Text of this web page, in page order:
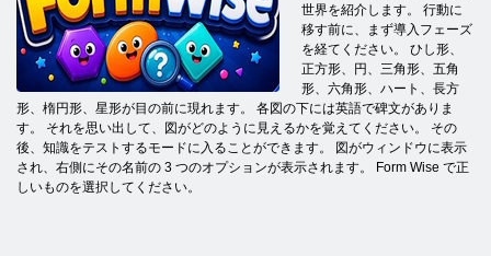
世界を紹介します。 行動に
移す前に、まず導入フェーズ
を経てください。 ひし形、
正方形、円、三角形、五角
形、六角形、ハート、長方
形、楕円形、星形が目の前に現れます。 各図の下には英語で碑文がありま
す。 それを思い出して、図がどのように見えるかを覚えてください。 その
後、知識をテストするモードに入ることができます。 図がウィンドウに表示
され、右側にその名前の 3 つのオプションが表示されます。 Form Wise で正
しいものを選択してください。